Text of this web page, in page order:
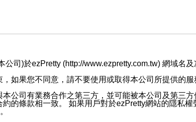
司)於ezPretty (http://www.ezpretty.com.tw) 網域名
如果您不同意，請不要使用或取得本公司所提供的服
公司有業務合作之第三方，並可能被本公司及第三
的條款相一致。 如果用戶對於ezPretty網站的隱私